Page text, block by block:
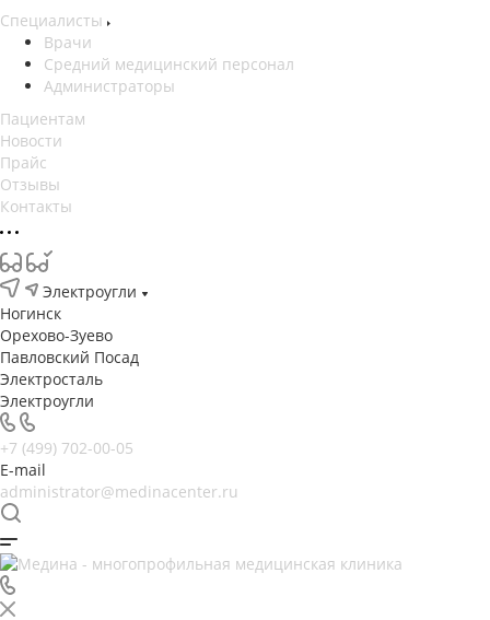
Специалисты
Врачи
Средний медицинский персонал
Администраторы
Пациентам
Новости
Прайс
Отзывы
Контакты
Электроугли
Ногинск
Орехово-Зуево
Павловский Посад
Электросталь
Электроугли
+7 (499) 702-00-05
E-mail
administrator@medinacenter.ru